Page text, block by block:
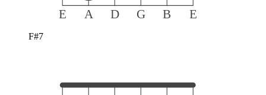
E A D G B E
F#7